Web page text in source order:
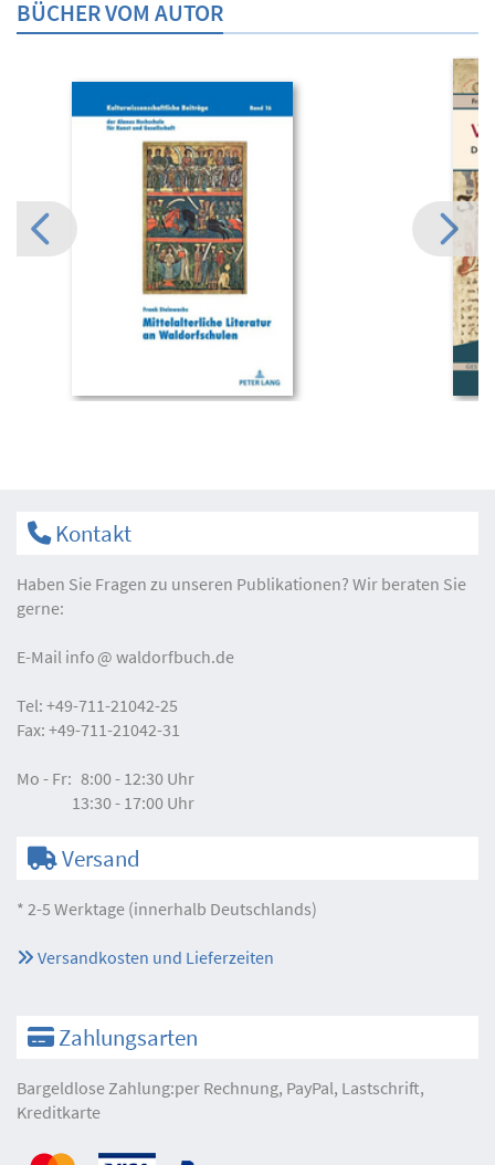
BÜCHER VOM AUTOR
Kontakt
Haben Sie Fragen zu unseren Publikationen? Wir beraten Sie
gerne:
E-Mail info waldorfbuch.de
Tel: +49-711-21042-25
Fax: +49-711-21042-31
Mo - Fr: 8:00 - 12:30 Uhr
13:30 - 17:00 Uhr
Versand
* 2-5 Werktage (innerhalb Deutschlands)
Versandkosten und Lieferzeiten
Zahlungsarten
Bargeldlose Zahlung:per Rechnung, PayPal, Lastschrift,
Kreditkarte